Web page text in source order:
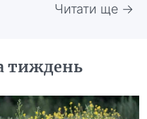
Читати ще →
тиждень